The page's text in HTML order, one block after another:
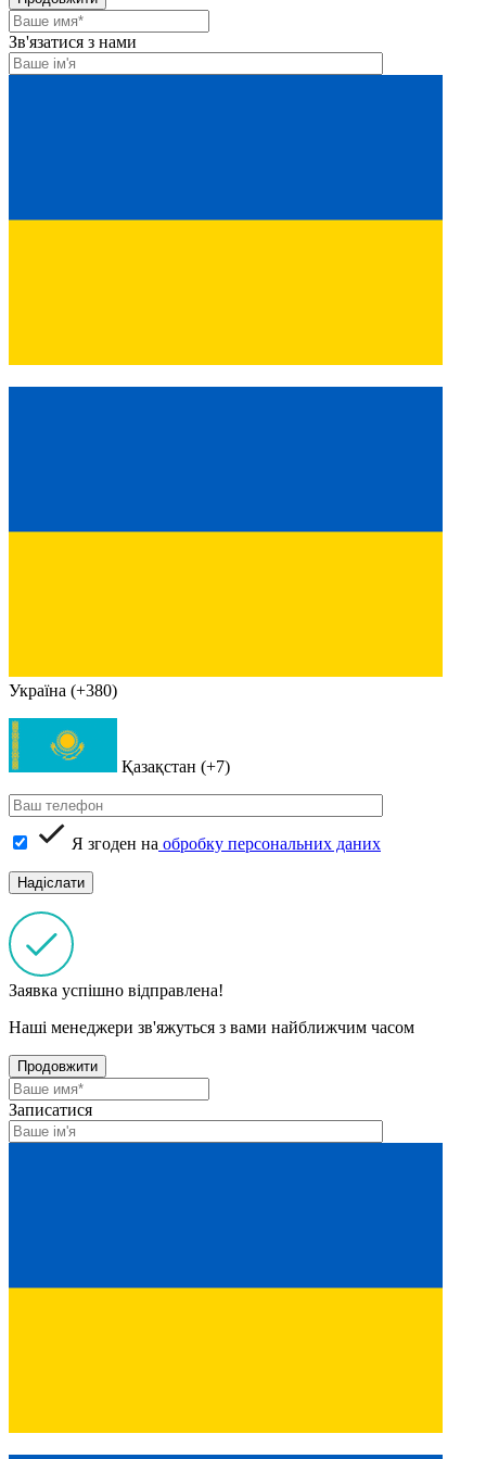
Зв'язатися з нами
Україна (+380)
Қазақстан (+7)
Я згоден на обробку персональних даних
Заявка успішно відправлена!
Наші менеджери зв'яжуться з вами найближчим часом
Продовжити
Записатися